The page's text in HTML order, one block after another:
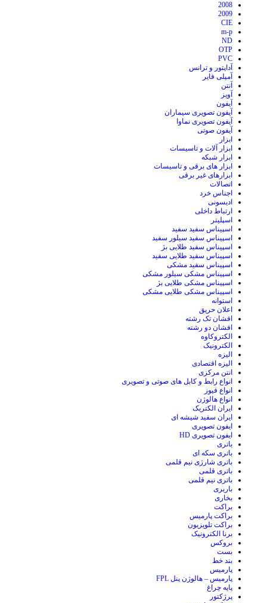
2008
2009
CIE
m-p
ND
OTP
PVC
آداپتور و ترانس
آمپلی فایر
آنتن
آویز
آیفون
آیفون تصویری سیماران
آیفون تصویری نماوا
آیفون صوتی
ابزار
ابزار آلات و تاسیسات
ابزار شبکه
ابزار های برقی و تاسیسات
ابزارهای غیر برقی
اتصالات
اجناس خرد
ادیسونی
ارتباط داخلی
اسپلیتر
اسپیناس سفید سفید
اسپیناس سفید سیلور سفید
اسپیناس سفید طلایی بژ
اسپیناس سفید طلایی سفید
اسپیناس سفید مشکی
اسپیناس مشکی سیلور مشکی
اسپیناس مشکی طلایی بژ
اسپیناس مشکی طلایی مشکی
استوانه
اعلان حریق
افشان تک رشته
افشان دو رشته
الکتروکاوه
الکترونیک
الیزه
الیزه اقتصادی
انتن مرکزی
انواع رابط و کابل های صوتی و تصویری
انواع فیوز
انواع هالوژن
ایران الکتریک
ایران سفید شیشه ای
ایفون تصویری
ایفون تصویری HD
باتری
باتری سکه ای
باتری شارژی نیم قلمی
باتری قلمی
باتری نیم قلمی
باربری
بخاری
براکت
براکت پارمیس
براکت تلویزیون
برنا الکترونیک
بروکس
بست
بند خط
پارمیس
پارمیس – هالوژن پنل FPL
پایه چراغ
پرژکتور